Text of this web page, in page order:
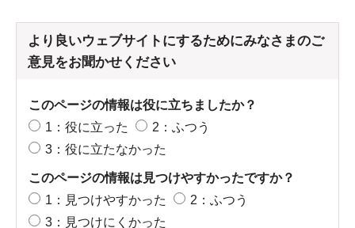
より良いウェブサイトにするためにみなさまのご
意見をお聞かせください
このページの情報は役に立ちましたか？
1：役に立った
2：ふつう
3：役に立たなかった
このページの情報は見つけやすかったですか？
1：見つけやすかった
2：ふつう
3：見つけにくかった